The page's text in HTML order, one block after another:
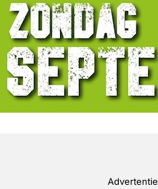
Advertentie